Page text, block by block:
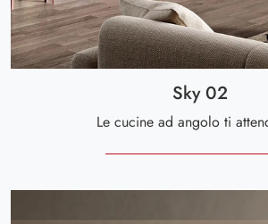
Sky 02
Le cucine ad angolo ti